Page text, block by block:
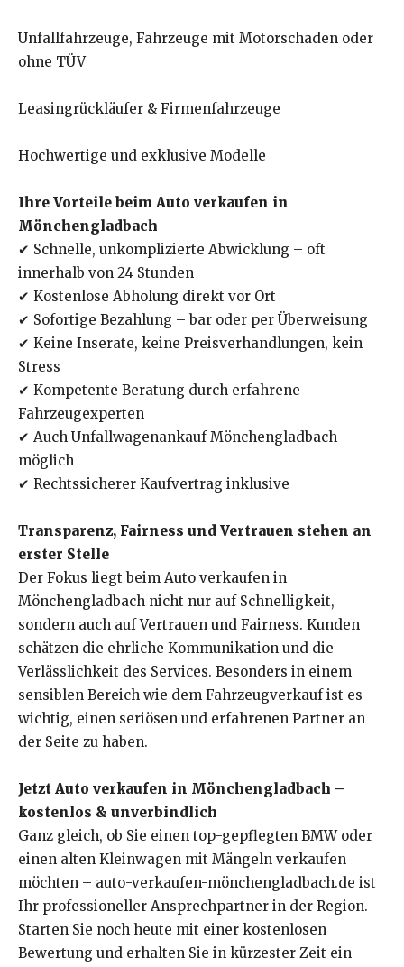
Unfallfahrzeuge, Fahrzeuge mit Motorschaden oder
ohne TÜV
Leasingrückläufer & Firmenfahrzeuge
Hochwertige und exklusive Modelle
Ihre Vorteile beim Auto verkaufen in
Mönchengladbach
✔ Schnelle, unkomplizierte Abwicklung – oft
innerhalb von 24 Stunden
✔ Kostenlose Abholung direkt vor Ort
✔ Sofortige Bezahlung – bar oder per Überweisung
✔ Keine Inserate, keine Preisverhandlungen, kein
Stress
✔ Kompetente Beratung durch erfahrene
Fahrzeugexperten
✔ Auch Unfallwagenankauf Mönchengladbach
möglich
✔ Rechtssicherer Kaufvertrag inklusive
Transparenz, Fairness und Vertrauen stehen an
erster Stelle
Der Fokus liegt beim Auto verkaufen in
Mönchengladbach nicht nur auf Schnelligkeit,
sondern auch auf Vertrauen und Fairness. Kunden
schätzen die ehrliche Kommunikation und die
Verlässlichkeit des Services. Besonders in einem
sensiblen Bereich wie dem Fahrzeugverkauf ist es
wichtig, einen seriösen und erfahrenen Partner an
der Seite zu haben.
Jetzt Auto verkaufen in Mönchengladbach –
kostenlos & unverbindlich
Ganz gleich, ob Sie einen top-gepflegten BMW oder
einen alten Kleinwagen mit Mängeln verkaufen
möchten – auto-verkaufen-mönchengladbach.de ist
Ihr professioneller Ansprechpartner in der Region.
Starten Sie noch heute mit einer kostenlosen
Bewertung und erhalten Sie in kürzester Zeit ein